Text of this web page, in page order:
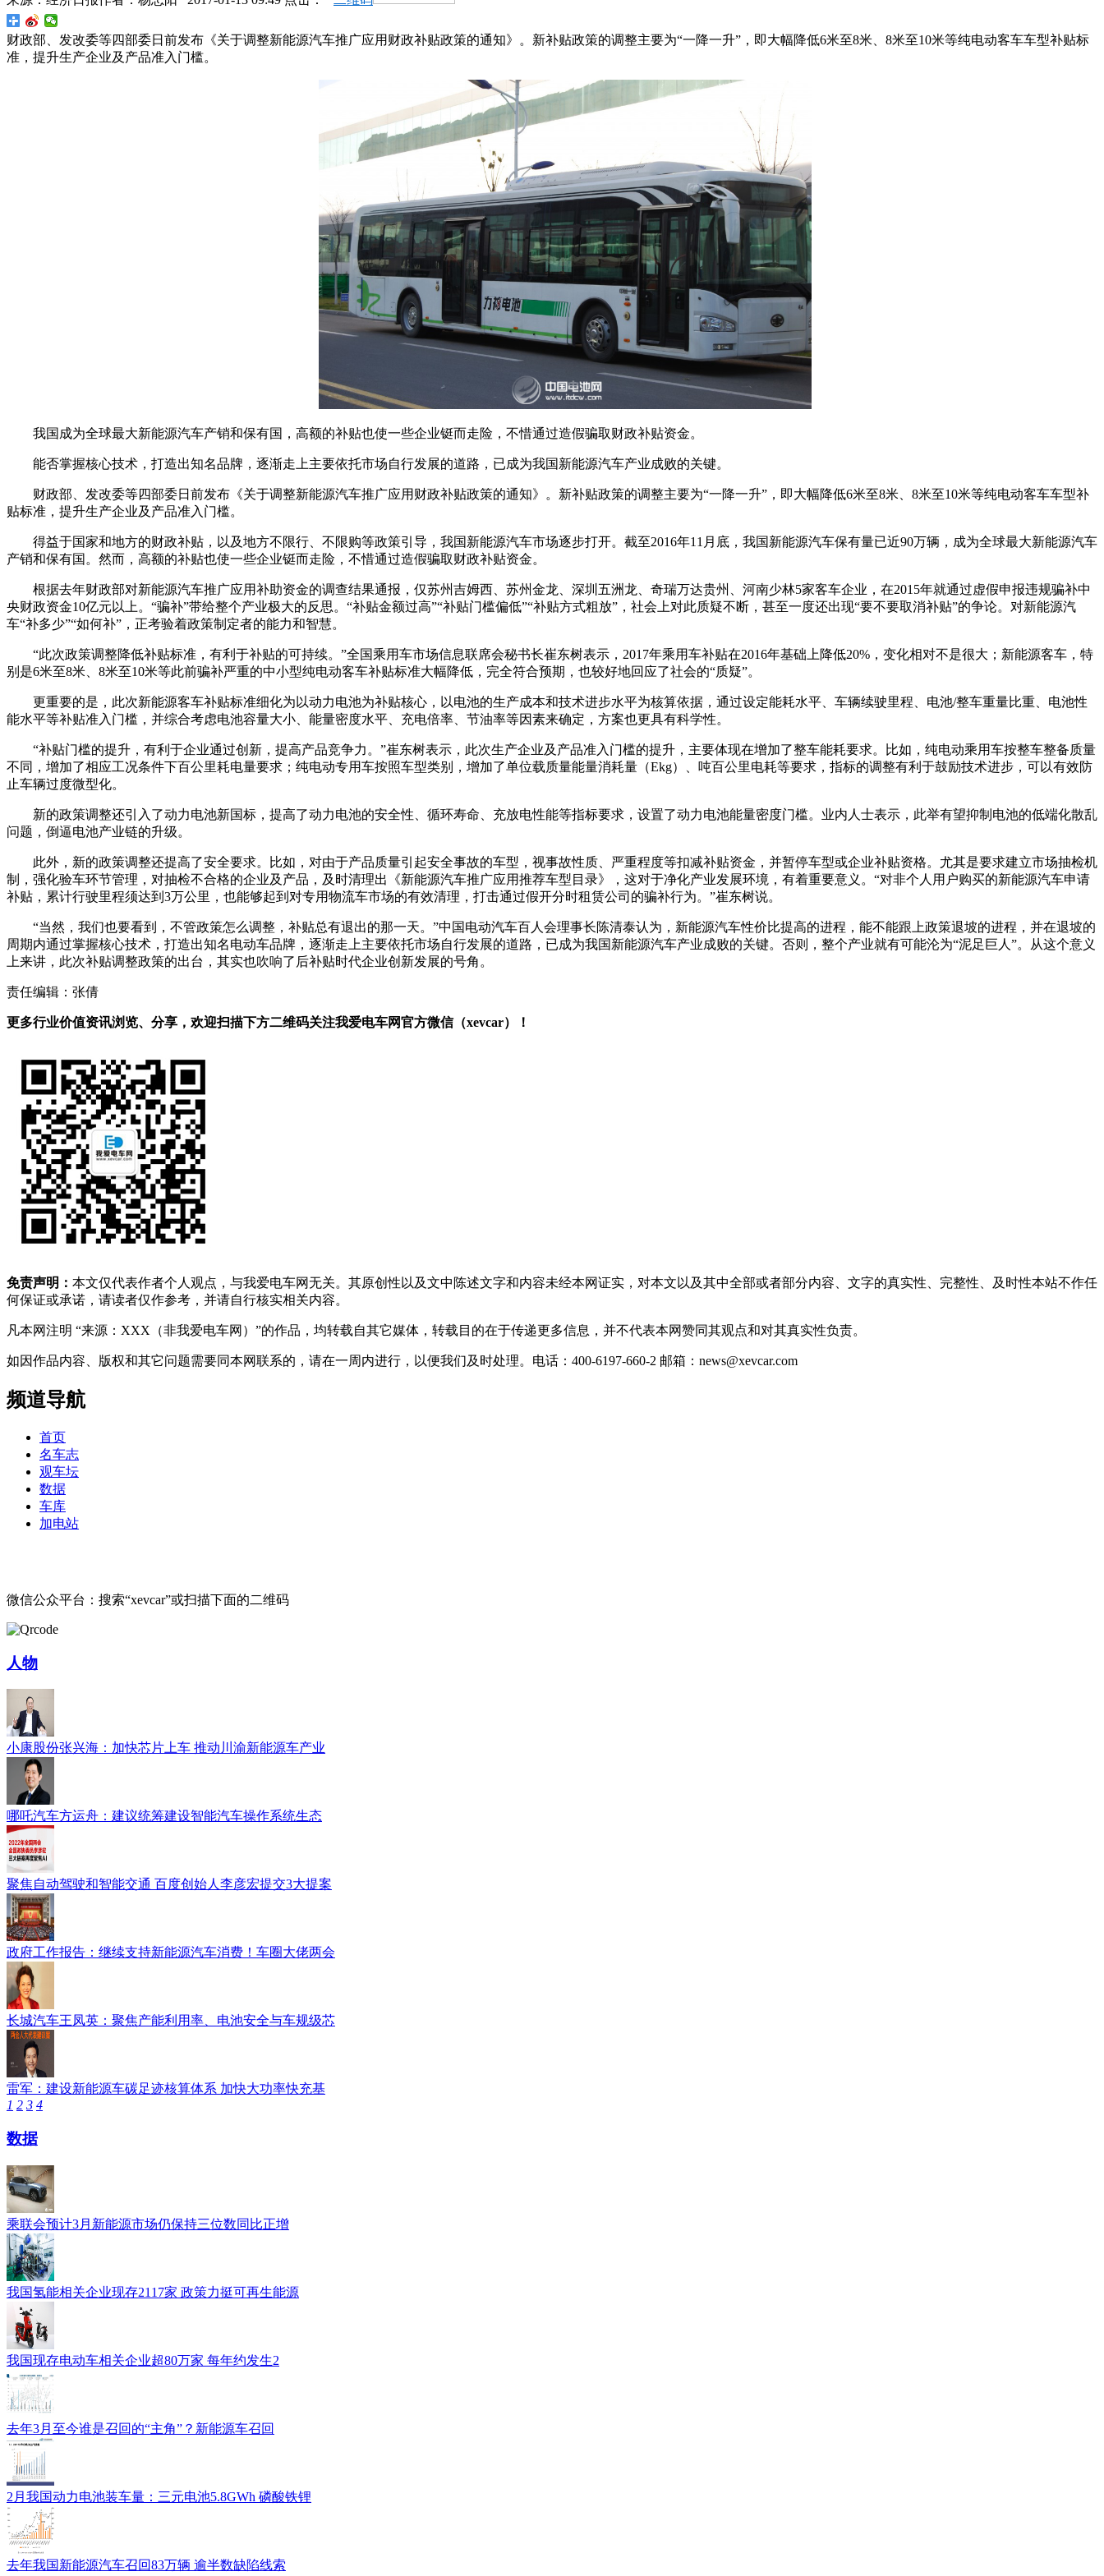
财政部、发改委等四部委日前发布《关于调整新能源汽车推广应用财政补贴政策的通知》。新补贴政策的调整主要为“一降一升”，即大幅降低6米至8米、8米至10米等纯电动客车车型补贴标
准，提升生产企业及产品准入门槛。
我国成为全球最大新能源汽车产销和保有国，高额的补贴也使一些企业铤而走险，不惜通过造假骗取财政补贴资金。
能否掌握核心技术，打造出知名品牌，逐渐走上主要依托市场自行发展的道路，已成为我国新能源汽车产业成败的关键。
财政部、发改委等四部委日前发布《关于调整新能源汽车推广应用财政补贴政策的通知》。新补贴政策的调整主要为“一降一升”，即大幅降低6米至8米、8米至10米等纯电动客车车型补
贴标准，提升生产企业及产品准入门槛。
得益于国家和地方的财政补贴，以及地方不限行、不限购等政策引导，我国新能源汽车市场逐步打开。截至2016年11月底，我国新能源汽车保有量已近90万辆，成为全球最大新能源汽车
产销和保有国。然而，高额的补贴也使一些企业铤而走险，不惜通过造假骗取财政补贴资金。
根据去年财政部对新能源汽车推广应用补助资金的调查结果通报，仅苏州吉姆西、苏州金龙、深圳五洲龙、奇瑞万达贵州、河南少林5家客车企业，在2015年就通过虚假申报违规骗补中
央财政资金10亿元以上。“骗补”带给整个产业极大的反思。“补贴金额过高”“补贴门槛偏低”“补贴方式粗放”，社会上对此质疑不断，甚至一度还出现“要不要取消补贴”的争论。对新能源汽
车“补多少”“如何补”，正考验着政策制定者的能力和智慧。
“此次政策调整降低补贴标准，有利于补贴的可持续。”全国乘用车市场信息联席会秘书长崔东树表示，2017年乘用车补贴在2016年基础上降低20%，变化相对不是很大；新能源客车，特
别是6米至8米、8米至10米等此前骗补严重的中小型纯电动客车补贴标准大幅降低，完全符合预期，也较好地回应了社会的“质疑”。
更重要的是，此次新能源客车补贴标准细化为以动力电池为补贴核心，以电池的生产成本和技术进步水平为核算依据，通过设定能耗水平、车辆续驶里程、电池/整车重量比重、电池性
能水平等补贴准入门槛，并综合考虑电池容量大小、能量密度水平、充电倍率、节油率等因素来确定，方案也更具有科学性。
“补贴门槛的提升，有利于企业通过创新，提高产品竞争力。”崔东树表示，此次生产企业及产品准入门槛的提升，主要体现在增加了整车能耗要求。比如，纯电动乘用车按整车整备质量
不同，增加了相应工况条件下百公里耗电量要求；纯电动专用车按照车型类别，增加了单位载质量能量消耗量（Ekg）、吨百公里电耗等要求，指标的调整有利于鼓励技术进步，可以有效防
止车辆过度微型化。
新的政策调整还引入了动力电池新国标，提高了动力电池的安全性、循环寿命、充放电性能等指标要求，设置了动力电池能量密度门槛。业内人士表示，此举有望抑制电池的低端化散乱
问题，倒逼电池产业链的升级。
此外，新的政策调整还提高了安全要求。比如，对由于产品质量引起安全事故的车型，视事故性质、严重程度等扣减补贴资金，并暂停车型或企业补贴资格。尤其是要求建立市场抽检机
制，强化验车环节管理，对抽检不合格的企业及产品，及时清理出《新能源汽车推广应用推荐车型目录》，这对于净化产业发展环境，有着重要意义。“对非个人用户购买的新能源汽车申请
补贴，累计行驶里程须达到3万公里，也能够起到对专用物流车市场的有效清理，打击通过假开分时租赁公司的骗补行为。”崔东树说。
“当然，我们也要看到，不管政策怎么调整，补贴总有退出的那一天。”中国电动汽车百人会理事长陈清泰认为，新能源汽车性价比提高的进程，能不能跟上政策退坡的进程，并在退坡的
周期内通过掌握核心技术，打造出知名电动车品牌，逐渐走上主要依托市场自行发展的道路，已成为我国新能源汽车产业成败的关键。否则，整个产业就有可能沦为“泥足巨人”。从这个意义
上来讲，此次补贴调整政策的出台，其实也吹响了后补贴时代企业创新发展的号角。
责任编辑：张倩
更多行业价值资讯浏览、分享，欢迎扫描下方二维码关注我爱电车网官方微信（xevcar）！
免责声明： 本文仅代表作者个人观点，与我爱电车网无关。其原创性以及文中陈述文字和内容未经本网证实，对本文以及其中全部或者部分内容、文字的真实性、完整性、及时性本站不作任
何保证或承诺，请读者仅作参考，并请自行核实相关内容。
凡本网注明 “来源：XXX（非我爱电车网）”的作品，均转载自其它媒体，转载目的在于传递更多信息，并不代表本网赞同其观点和对其真实性负责。
如因作品内容、版权和其它问题需要同本网联系的，请在一周内进行，以便我们及时处理。电话：400-6197-660-2 邮箱：news@xevcar.com
频道导航
首页
名车志
观车坛
数据
车库
加电站
微信公众平台：搜索“xevcar”或扫描下面的二维码
人物
小康股份张兴海：加快芯片上车 推动川渝新能源车产业
哪吒汽车方运舟：建议统筹建设智能汽车操作系统生态
聚焦自动驾驶和智能交通 百度创始人李彦宏提交3大提案
政府工作报告：继续支持新能源汽车消费！车圈大佬两会
长城汽车王凤英：聚焦产能利用率、电池安全与车规级芯
雷军：建设新能源车碳足迹核算体系 加快大功率快充基
1 2 3 4
数据
乘联会预计3月新能源市场仍保持三位数同比正增
我国氢能相关企业现存2117家 政策力挺可再生能源
我国现存电动车相关企业超80万家 每年约发生2
去年3月至今谁是召回的“主角”？新能源车召回
2月我国动力电池装车量：三元电池5.8GWh 磷酸铁锂
去年我国新能源汽车召回83万辆 逾半数缺陷线索